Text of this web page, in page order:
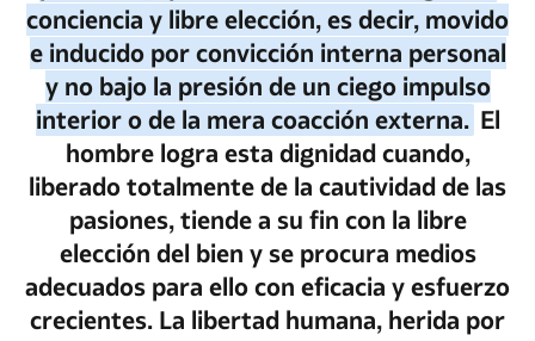
conciencia y libre elección, es decir, movido
e inducido por convicción interna personal
y no bajo la presión de un ciego impulso
interior o de la mera coacción externa. El
hombre logra esta dignidad cuando,
liberado totalmente de la cautividad de las
pasiones, tiende a su fin con la libre
elección del bien y se procura medios
adecuados para ello con eficacia y esfuerzo
crecientes. La libertad humana, herida por